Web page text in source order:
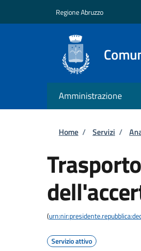
Regione Abruzzo
Amministrazione
Briciole
Home / Servizi /
(
Servizio attivo